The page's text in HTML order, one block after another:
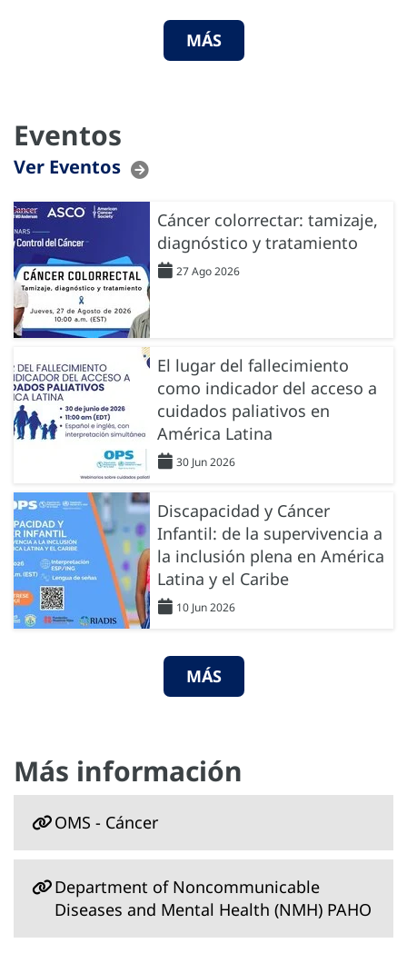
MÁS
Eventos
Ver Eventos
Cáncer colorrectar: tamizaje,
diagnóstico y tratamiento
27 Ago 2026
El lugar del fallecimiento
como indicador del acceso a
cuidados paliativos en
América Latina
30 Jun 2026
Discapacidad y Cáncer
Infantil: de la supervivencia a
la inclusión plena en América
Latina y el Caribe
10 Jun 2026
MÁS
Más información
OMS - Cáncer
Department of Noncommunicable
Diseases and Mental Health (NMH) PAHO